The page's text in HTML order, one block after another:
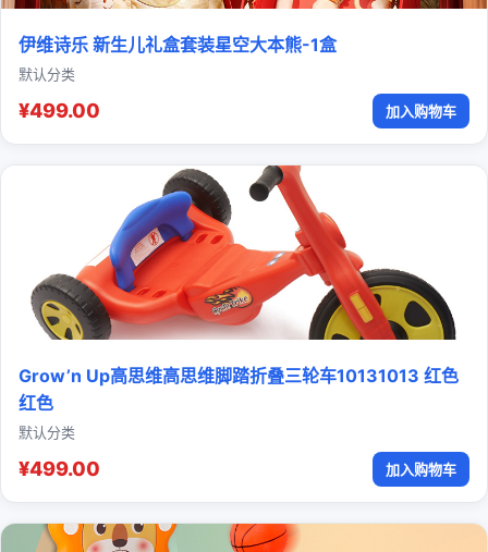
伊维诗乐 新生儿礼盒套装星空大本熊-1盒
默认分类
¥499.00 加入购物车
Grow’n Up高思维高思维脚踏折叠三轮车10131013 红色
红色
默认分类
¥499.00 加入购物车